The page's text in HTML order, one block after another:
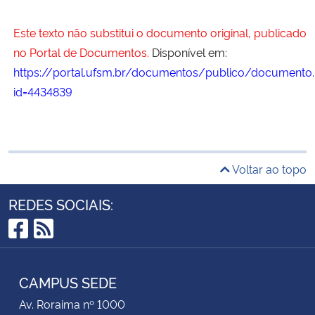
Este texto não substitui o documento original, publicado
no Portal de Documentos. Disponível em:
https://portal.ufsm.br/documentos/publico/
id=4434839
Voltar ao topo
REDES SOCIAIS:
Facebook
RSS
CAMPUS SEDE
Av. Roraima nº 1000